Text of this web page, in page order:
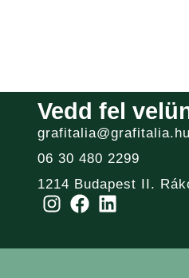
Vedd fel
grafitalia@grafitalia.hu
06 30 480 2299
1214 Budapest II.